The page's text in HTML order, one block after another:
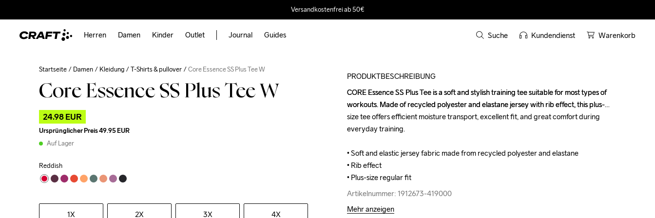
Versandkostenfrei ab 50€
Herren Damen Kinder Outlet Journal Guides Suche Kundendienst Warenkorb
Startseite Damen Kleidung T-Shirts & pullover Core Essence SS Plus Tee W
Core Essence SS Plus Tee W
24.98 EUR
Ursprünglicher Preis49.95 EUR
Auf Lager
Reddish
1X 2X 3X 4X
PRODUKTBESCHREIBUNG
CORE Essence SS Plus Tee is a soft and stylish training tee suitable for most types of
workouts. Made of recycled polyester and elastane jersey with rib effect, this plus-
size tee offers efficient moisture transport, excellent fit, and great comfort during
everyday training.
• Soft and elastic jersey fabric made from recycled polyester and elastane
• Rib effect
• Plus-size regular fit
Artikelnummer: 1912673-419000
CORE Essence SS Plus Tee is a soft and stylish training tee suitable for most types of
workouts. Made of recycled polyester and elastane jersey with rib effect, this plus-
size tee offers efficient moisture transport, excellent fit, and great comfort during
everyday training.
• Soft and elastic jersey fabric made from recycled polyester and elastane
• Rib effect
• Plus-size regular fit
Artikelnummer: 1912673-419000
Mehr anzeigen